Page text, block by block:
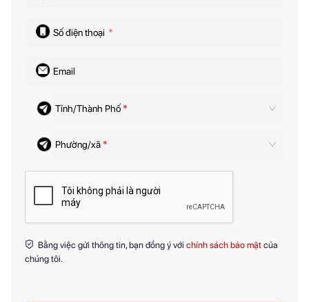
Số điện thoại *
Email
Tỉnh/Thành Phố *
Phường/xã *
Bằng việc gửi thông tin, bạn đồng ý với chính sách bảo mật của
chúng tôi.